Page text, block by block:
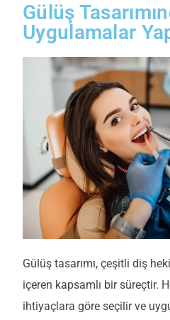
Gülüş
Uygulamalar
Gülüş tasarımı, çeşitli diş
içeren kapsamlı bir süreçtir.
ihtiyaçlara göre seçilir ve